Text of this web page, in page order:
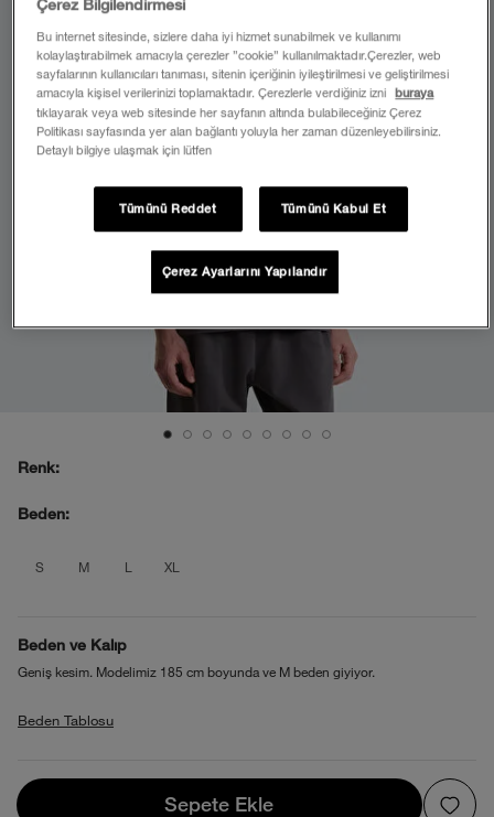
Renk:
Beden:
S M L XL
Beden ve Kalıp
Geniş kesim. Modelimiz 185 cm boyunda ve M beden giyiyor.
Beden Tablosu
Sepete Ekle
Sepete Ekle
Çerez Bilgilendirmesi
Bu internet sitesinde, sizlere daha iyi hizmet sunabilmek ve kullanımı
kolaylaştırabilmek amacıyla çerezler ”cookie” kullanılmaktadır.Çerezler, web
sayfalarının kullanıcıları tanıması, sitenin içeriğinin iyileştirilmesi ve geliştirilmesi
amacıyla kişisel verilerinizi toplamaktadır. Çerezlerle verdiğiniz izni
buraya
tıklayarak veya web sitesinde her sayfanın altında bulabileceğiniz Çerez
Politikası sayfasında yer alan bağlantı yoluyla her zaman düzenleyebilirsiniz.
Detaylı bilgiye ulaşmak için lütfen
Tümünü Reddet Tümünü Kabul Et
Çerez Ayarlarını Yapılandır